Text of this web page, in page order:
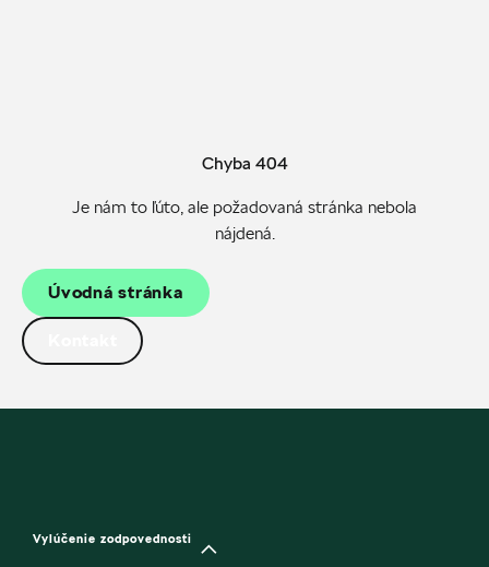
Chyba 404
Je nám to ľúto, ale požadovaná stránka nebola
nájdená.
Úvodná stránka
Vylúčenie zodpovednosti